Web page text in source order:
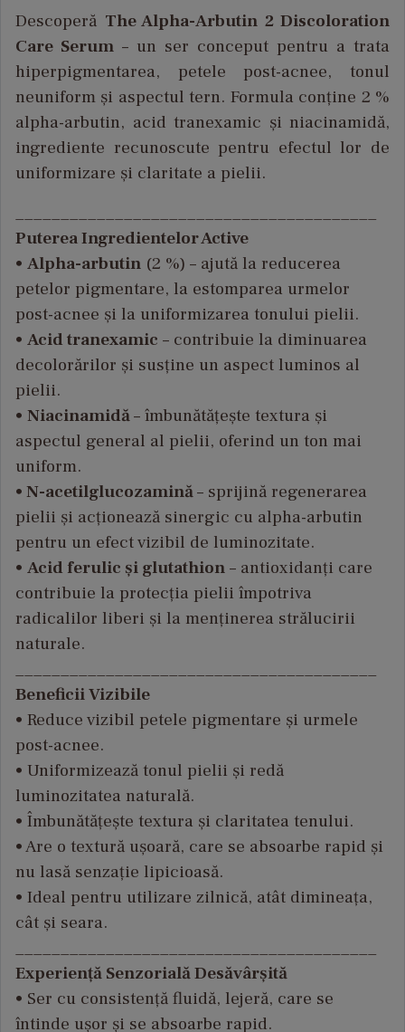
Descoperă The Alpha-Arbutin 2 Discoloration
Care Serum – un ser conceput pentru a trata
hiperpigmentarea, petele post-acnee, tonul
neuniform și aspectul tern. Formula conține 2 %
alpha-arbutin, acid tranexamic și niacinamidă,
ingrediente recunoscute pentru efectul lor de
uniformizare și claritate a pielii.
Puterea Ingredientelor Active
• Alpha-arbutin (2 %) – ajută la reducerea
petelor pigmentare, la estomparea urmelor
post-acnee și la uniformizarea tonului pielii.
• Acid tranexamic – contribuie la diminuarea
decolorărilor și susține un aspect luminos al
pielii.
• Niacinamidă– îmbunătățește textura și
aspectul general al pielii, oferind un ton mai
uniform.
• N-acetilglucozamină– sprijină regenerarea
pielii și acționează sinergic cu alpha-arbutin
pentru un efect vizibil de luminozitate.
• Acid ferulic și glutathion – antioxidanți care
contribuie la protecția pielii împotriva
radicalilor liberi și la menținerea strălucirii
naturale.
Beneficii Vizibile
• Reduce vizibil petele pigmentare și urmele
post-acnee.
• Uniformizează tonul pielii și redă
luminozitatea naturală.
• Îmbunătățește textura și claritatea tenului.
• Are o textură ușoară, care se absoarbe rapid și
nu lasă senzație lipicioasă.
• Ideal pentru utilizare zilnică, atât dimineața,
cât și seara.
Experiență Senzorială Desăvârșită
• Ser cu consistență fluidă, lejeră, care se
întinde ușor și se absoarbe rapid.